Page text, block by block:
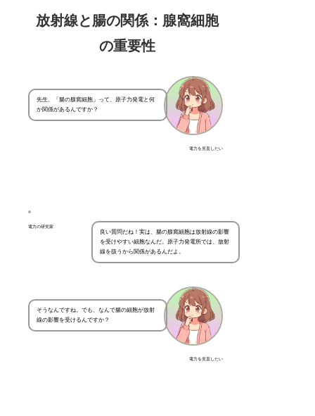
放射線と腸の関係：腺窩細胞
の重要性
電力を見直したい
先生、「腸の腺窩細胞」って、原子力発電と何
か関係があるんですか？
電力の研究家
良い質問だね！実は、腸の腺窩細胞は放射線の影響
を受けやすい細胞なんだ。原子力発電所では、放射
線を扱うから関係があるんだよ。
電力を見直したい
そうなんですね。でも、なんで腸の細胞が放射
線の影響を受けるんですか？